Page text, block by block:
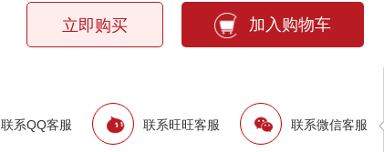
立即购买 加入购物车
联系QQ客服 联系旺旺客服 联系微信客服